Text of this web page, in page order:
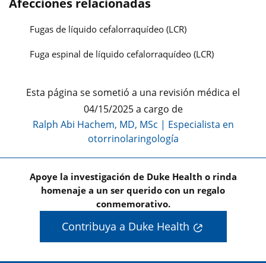
Afecciones relacionadas
Fugas de líquido cefalorraquídeo (LCR)
Fuga espinal de líquido cefalorraquídeo (LCR)
Esta página se sometió a una revisión médica el
04/15/2025 a cargo de
Ralph Abi Hachem, MD, MSc | Especialista en
otorrinolaringología
Apoye la investigación de Duke Health o rinda
homenaje a un ser querido con un regalo
conmemorativo.
Contribuya a Duke Health